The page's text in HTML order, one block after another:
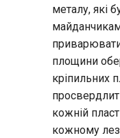
металу, які
площини
кріпильних
кожній
кожному